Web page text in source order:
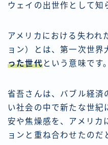
ウェイの出世作として知
アメリカにおける失われ
ョン）とは、第一次世界
った世代という意味です。
省吾さんは、バブル経済
い社会の中で新たな世紀
安や焦燥感を、アメリカ
ョンと重ね合わせたのだ